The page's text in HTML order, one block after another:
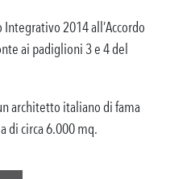
2014 all’Accordo
ai padiglioni 3 e 4 del
architetto italiano di fama
di circa 6.000 mq.